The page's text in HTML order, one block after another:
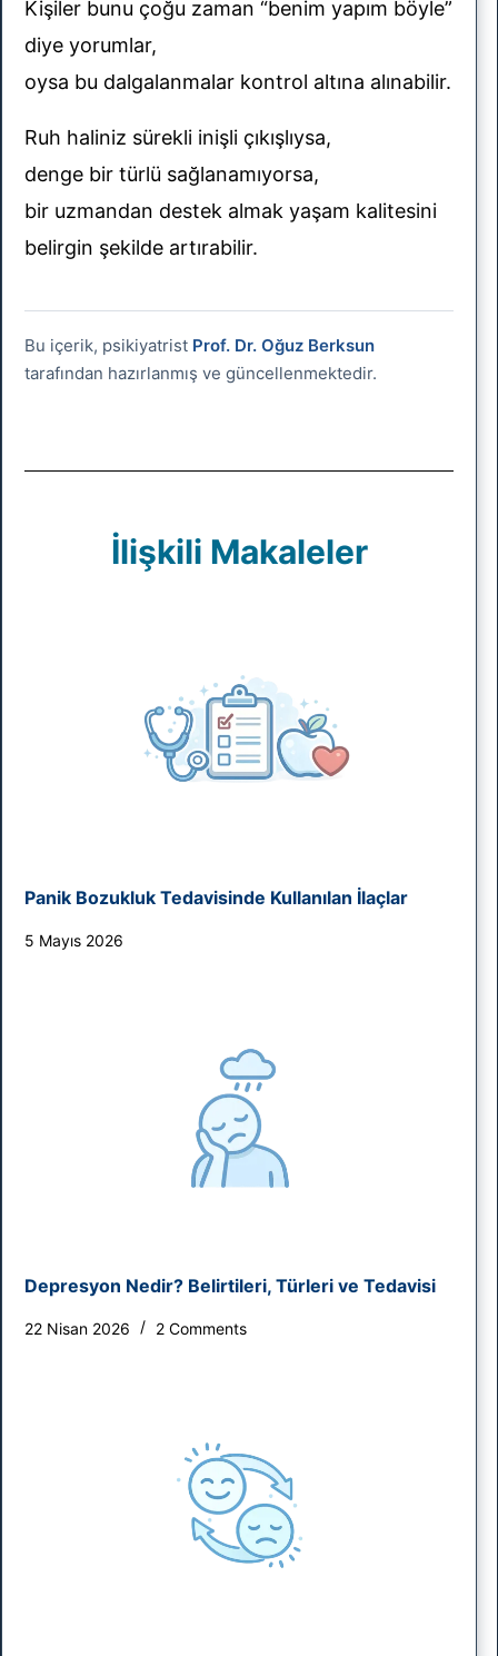
Kişiler bunu çoğu zaman “benim yapım böyle”
diye yorumlar,
oysa bu dalgalanmalar kontrol altına alınabilir.
Ruh haliniz sürekli inişli çıkışlıysa,
denge bir türlü sağlanamıyorsa,
bir uzmandan destek almak yaşam kalitesini
belirgin şekilde artırabilir.
Bu içerik, psikiyatrist Prof. Dr. Oğuz Berksun
tarafından hazırlanmış ve güncellenmektedir.
İlişkili Makaleler
Panik Bozukluk Tedavisinde Kullanılan İlaçlar
5 Mayıs 2026
Depresyon Nedir? Belirtileri, Türleri ve Tedavisi
22 Nisan 2026 2 Comments